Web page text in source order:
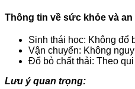
Thông tin về sức khỏe và an
Sinh thái học: Không đổ
Vận chuyển: Không
Đổ bỏ chất thải: Theo
Lưu ý quan trọng: